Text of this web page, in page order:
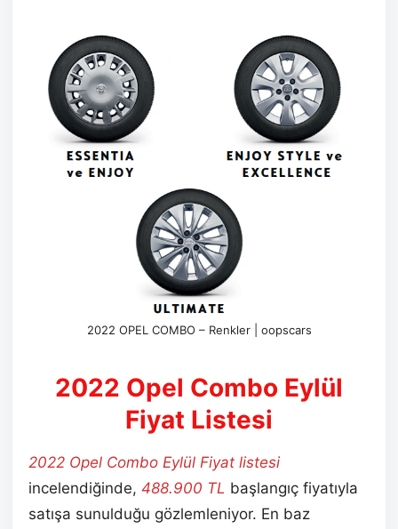
2022 OPEL COMBO – Renkler | oopscars
2022 Opel Combo Eylül
Fiyat Listesi
2022 Opel Combo Eylül Fiyat listesi
incelendiğinde, 488.900 TL başlangıç fiyatıyla
satışa sunulduğu gözlemleniyor. En baz